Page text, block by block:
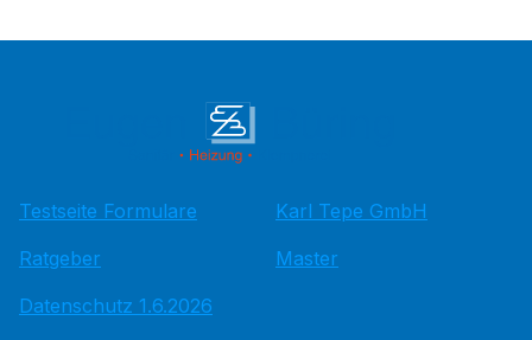
Testseite Formulare
Ratgeber
Datenschutz 1.6.2026
Karl Tepe GmbH
Master